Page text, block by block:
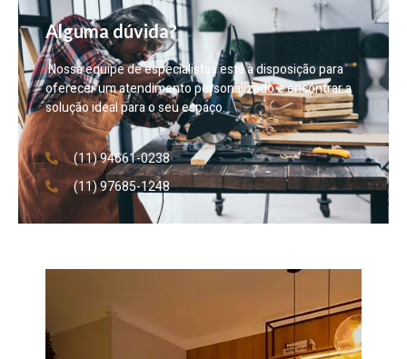
Alguma dúvida?
Nossa equipe de especialistas está à disposição para
oferecer um atendimento personalizado e encontrar a
solução ideal para o seu espaço.
(11) 94661-0238
(11) 97685-1248